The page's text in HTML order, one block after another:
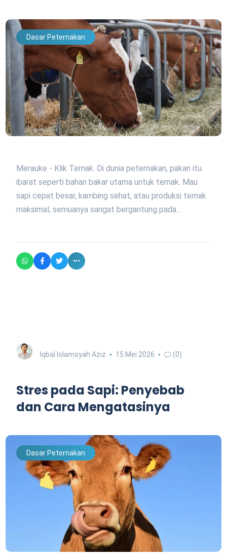
Dasar Peternakan
Merauke - Klik Ternak. Di dunia peternakan, pakan itu
ibarat seperti bahan bakar utama untuk ternak. Mau
sapi cepat besar, kambing sehat, atau produksi ternak
maksimal, semuanya sangat bergantung pada…
Iqbal Islamsyah Aziz 15 Mei 2026 (0)
Stres pada Sapi: Penyebab
dan Cara Mengatasinya
Dasar Peternakan